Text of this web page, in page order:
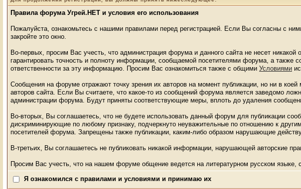
Правила форума Угрей.НЕТ и условия его использования
Пожалуйста, ознакомьтесь с нашими правилами перед регистрацией. Если Вы согласны с
закройте это окно.
Во-первых, просим Вас учесть, что администрация форума и данного сайта не несет
гарантировать точность и полноту информации, сообщаемой посетителями форума, а
ответственности за эту информацию. Просим Вас ознакомиться также с общими Условиями
Сообщения на форуме отражают точку зрения их авторов на момент публикации, но ни в
авторов сайта. Если Вы считаете, что какое-то из сообщений форума является заведомо
администрации форума. Будут приняты соответствующие меры, вплоть до удаления
Во-вторых, Вы соглашаетесь, что не будете использовать данный форум для публикации
дискриминирующие по любому признаку, подчеркнуто неуважительные по отношению к
посетителей форума. Запрещены также публикации, каким-либо образом нарушающие
В-третьих, Вы соглашаетесь не публиковать никакой информации, нарушающей авторские
Просим Вас учесть, что на нашем форуме общение ведется на литературном русском
Я ознакомился с правилами и условиями и принимаю их